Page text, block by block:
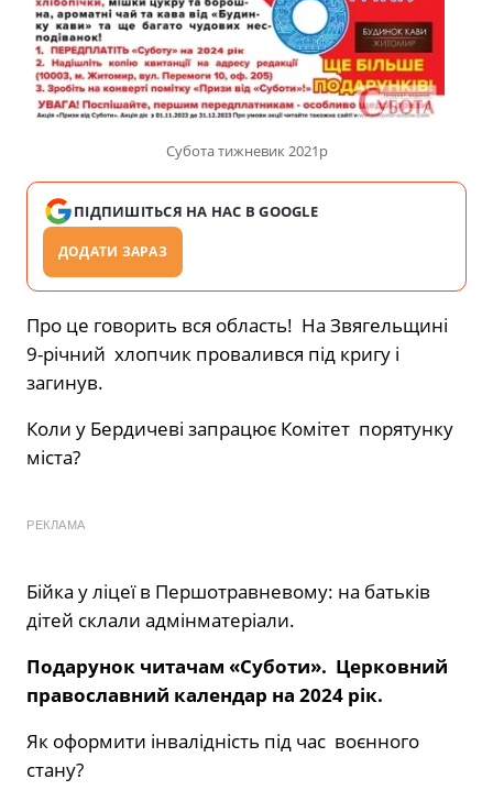
Субота тижневик 2021р
ПІДПИШІТЬСЯ НА НАС В GOOGLE
ДОДАТИ ЗАРАЗ
Про це говорить вся область! На Звягельщині
9-річний хлопчик провалився під кригу і
загинув.
Коли у Бердичеві запрацює Комітет порятунку
міста?
РЕКЛАМА
Бійка у ліцеї в Першотравневому: на батьків
дітей склали адмінматеріали.
Подарунок читачам «Суботи». Церковний
православний календар на 2024 рік.
Як оформити інвалідність під час воєнного
стану?